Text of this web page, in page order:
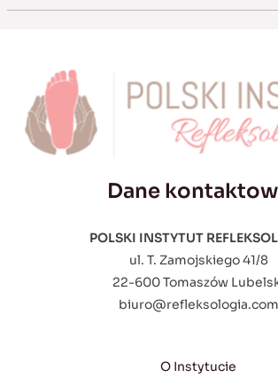
Dane
POLSKI INSTYTUT
ul. T. Zamojskiego 41/8
22-600 Tomaszów
biuro@refleksologia.com
O Instytucie